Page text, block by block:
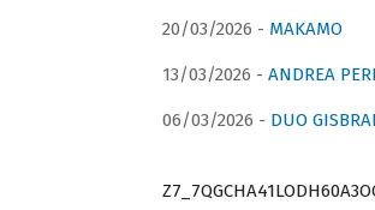
20/03/2026 - MAKAMO
13/03/2026 - ANDREA
06/03/2026 - DUO